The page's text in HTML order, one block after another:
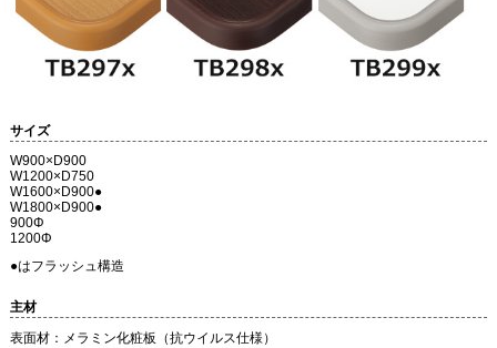
サイズ
W900×D900
W1200×D750
W1600×D900●
W1800×D900●
900Φ
1200Φ
●はフラッシュ構造
主材
表面材：メラミン化粧板（抗ウイルス仕様）